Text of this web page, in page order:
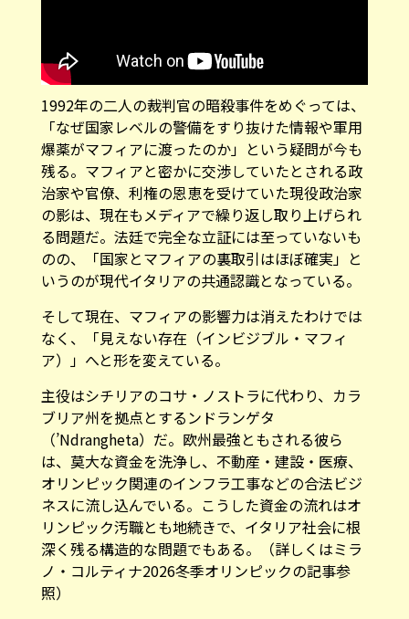
1992年の二人の裁判官の暗殺事件をめぐっては、
「なぜ国家レベルの警備をすり抜けた情報や軍用
爆薬がマフィアに渡ったのか」という疑問が今も
残る。マフィアと密かに交渉していたとされる政
治家や官僚、利権の恩恵を受けていた現役政治家
の影は、現在もメディアで繰り返し取り上げられ
る問題だ。法廷で完全な立証には至っていないも
のの、「国家とマフィアの裏取引はほぼ確実」と
いうのが現代イタリアの共通認識となっている。
そして現在、マフィアの影響力は消えたわけでは
なく、「見えない存在（インビジブル・マフィ
ア）」へと形を変えている。
主役はシチリアのコサ・ノストラに代わり、カラ
ブリア州を拠点とするンドランゲタ
（’Ndrangheta）だ。欧州最強ともされる彼ら
は、莫大な資金を洗浄し、不動産・建設・医療、
オリンピック関連のインフラ工事などの合法ビジ
ネスに流し込んでいる。こうした資金の流れはオ
リンピック汚職とも地続きで、イタリア社会に根
深く残る構造的な問題でもある。（詳しくはミラ
ノ・コルティナ2026冬季オリンピックの記事参
照）